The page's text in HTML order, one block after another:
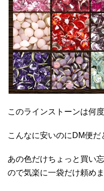
このラインストーンは何
こんなに安いのにDM便だ
あの色だけちょっと買い
ので気楽に一袋だけ頼めま